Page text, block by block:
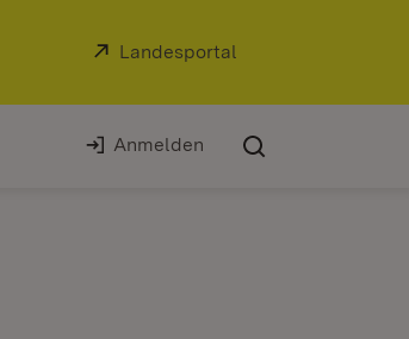
Extern:
Landesportal
Anmelden